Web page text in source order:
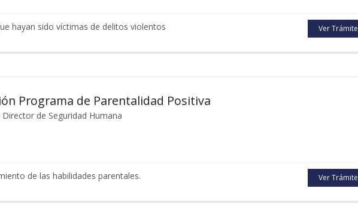
hayan sido víctimas de delitos violentos Ver Trámite
Programa de Parentalidad Positiva
de Seguridad Humana
de las habilidades parentales. Ver Trámite